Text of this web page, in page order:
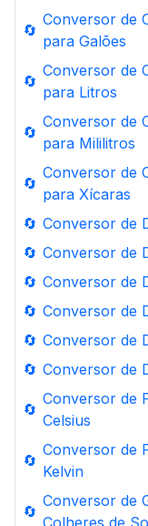
🔄
Conversor de
para Galões
🔄
Conversor de
para Litros
🔄
Conversor de
para Mililitros
🔄
Conversor de
para Xícaras
🔄 Conversor de
🔄 Conversor de
🔄 Conversor de
🔄 Conversor de
🔄 Conversor de
🔄 Conversor de
🔄
Conversor de
Celsius
🔄
Conversor de
Kelvin
🔄
Conversor de
Colheres de